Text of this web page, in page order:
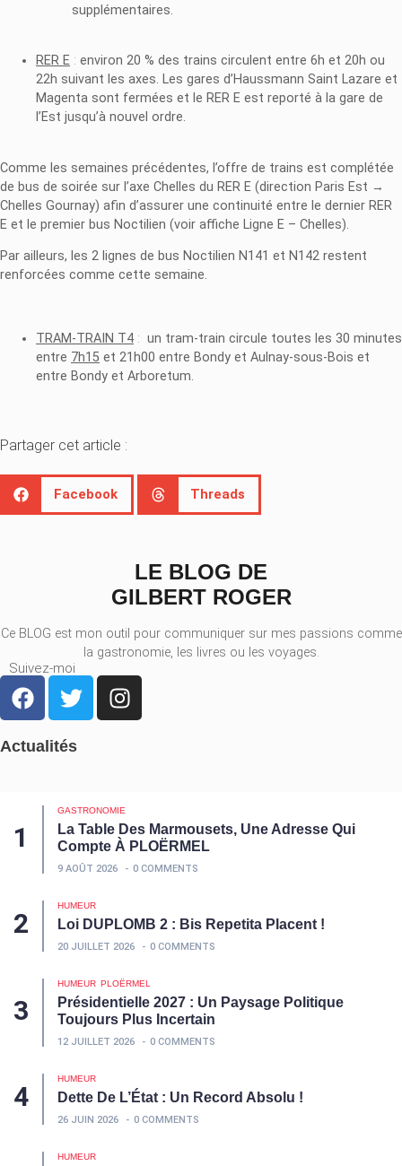
supplémentaires.
RER E : environ 20 % des trains circulent entre 6h et 20h ou
22h suivant les axes. Les gares d’Haussmann Saint Lazare et
Magenta sont fermées et le RER E est reporté à la gare de
l’Est jusqu’à nouvel ordre.
Comme les semaines précédentes, l’offre de trains est complétée
de bus de soirée sur l’axe Chelles du RER E (direction Paris Est →
Chelles Gournay) afin d’assurer une continuité entre le dernier RER
E et le premier bus Noctilien (voir affiche Ligne E – Chelles).
Par ailleurs, les 2 lignes de bus Noctilien N141 et N142 restent
renforcées comme cette semaine.
TRAM-TRAIN T4 : un tram-train circule toutes les 30 minutes
entre 7h15 et 21h00 entre Bondy et Aulnay-sous-Bois et
entre Bondy et Arboretum.
Partager cet article :
Facebook Threads
LE BLOG DE
GILBERT ROGER
Ce BLOG est mon outil pour communiquer sur mes passions comme
la gastronomie, les livres ou les voyages.
Suivez-moi
Actualités
GASTRONOMIE
La Table Des Marmousets, Une Adresse Qui
Compte À PLOËRMEL
9 AOÛT 2026 0 COMMENTS
HUMEUR
Loi DUPLOMB 2 : Bis Repetita Placent !
20 JUILLET 2026 0 COMMENTS
HUMEUR PLOËRMEL
Présidentielle 2027 : Un Paysage Politique
Toujours Plus Incertain
12 JUILLET 2026 0 COMMENTS
HUMEUR
Dette De L’État : Un Record Absolu !
26 JUIN 2026 0 COMMENTS
HUMEUR